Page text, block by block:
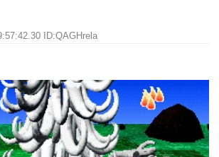
ID:QAGHrela